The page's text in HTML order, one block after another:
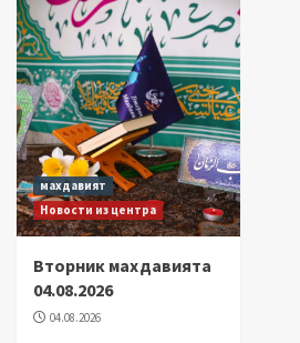
махдавият
Новости из центра
Вторник махдавията
04.08.2026
04.08.2026